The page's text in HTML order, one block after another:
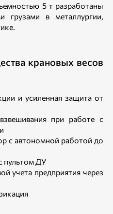
5 т разработаны
в металлургии,
крановых весов
и усиленная защита от
при работе с
с автономной работой до
пультом ДУ
учета предприятия через